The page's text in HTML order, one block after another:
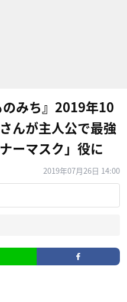
みち』2019年10
んが主人公で最強
ーマスク」役に
2019年07月26日 14:00